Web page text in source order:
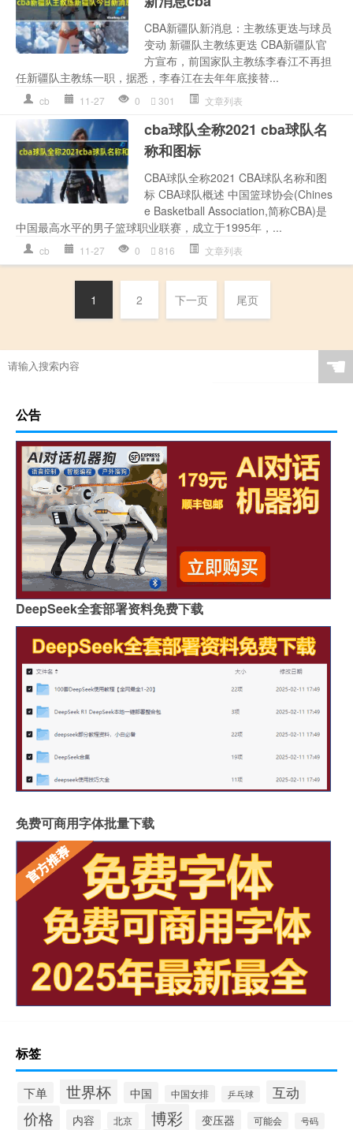
CBA新疆队新消息：主教练更迭与球员
变动 新疆队主教练更迭 CBA新疆队官
方宣布，前国家队主教练李春江不再担
任新疆队主教练一职，据悉，李春江在去年年底接替...
cb 11-27 0 301 文章列表
cba球队全称2021 cba球队名
称和图标
CBA球队全称2021 CBA球队名称和图
标 CBA球队概述 中国篮球协会(Chines
e Basketball Association,简称CBA)是
中国最高水平的男子篮球职业联赛，成立于1995年，...
cb 11-27 0 816 文章列表
1 2 下一页 尾页
☚
公告
DeepSeek全套部署资料免费下载
免费可商用字体批量下载
标签
下单 世界杯 中国 中国女排 乒乓球 互动
价格 内容 北京 博彩 变压器 可能会 号码